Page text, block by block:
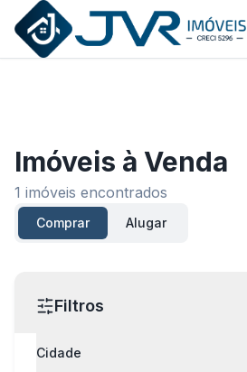
JVR Imóveis
Imóveis à Venda
1 imóveis encontrados
Comprar Alugar
Filtros
Cidade